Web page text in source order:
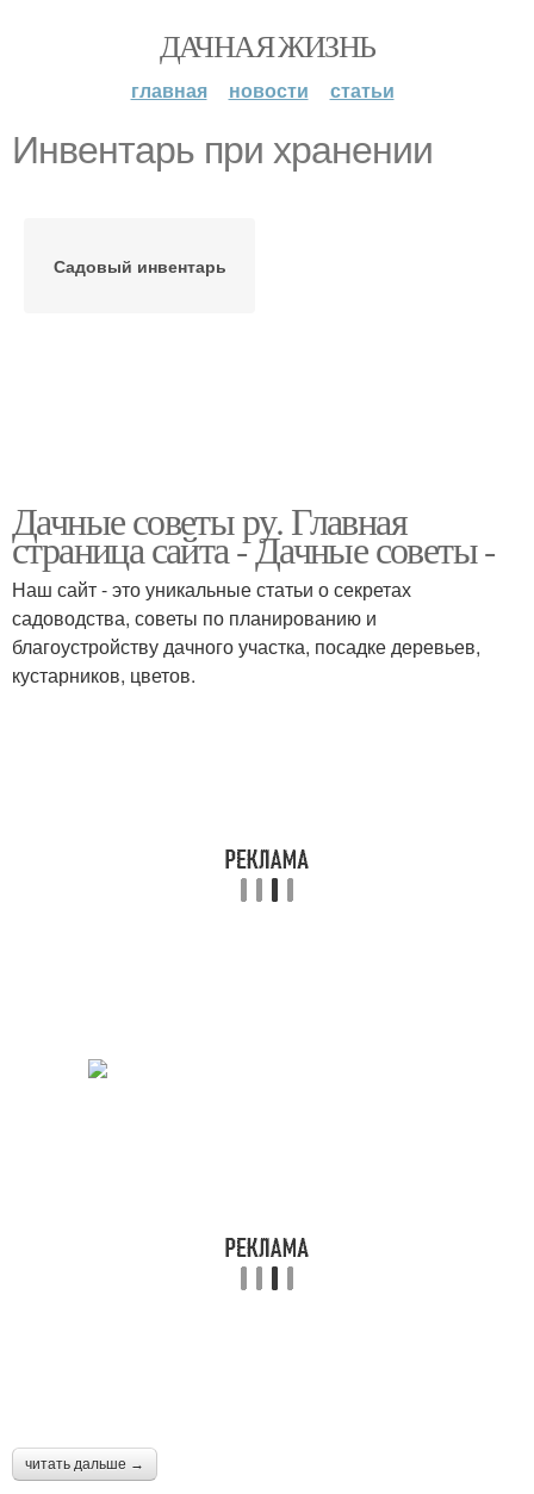
ДАЧНАЯ ЖИЗНЬ
главная новости статьи
Инвентарь при хранении
Садовый инвентарь
Дачные советы ру. Главная
страница сайта - Дачные советы -
Наш сайт - это уникальные статьи о секретах
садоводства, советы по планированию и
благоустройству дачного участка, посадке деревьев,
кустарников, цветов.
читать дальше →